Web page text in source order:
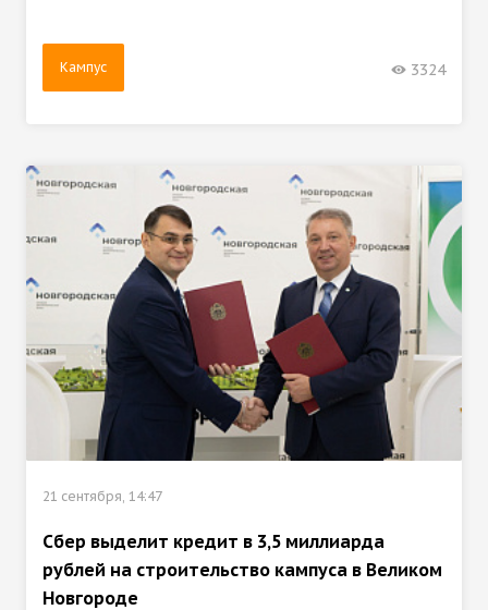
Кампус 3324
21 сентября, 14:47
Сбер выделит кредит в 3,5 миллиарда
рублей на строительство кампуса в Великом
Новгороде